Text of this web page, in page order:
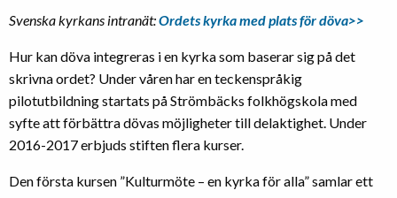
Svenska kyrkans intranät:Ordets kyrka med plats för döva>>
Hur kan döva integreras i en kyrka som baserar sig på det
skrivna ordet? Under våren har en teckenspråkig
pilotutbildning startats på Strömbäcks folkhögskola med
syfte att förbättra dövas möjligheter till delaktighet. Under
2016-2017 erbjuds stiften flera kurser.
Den första kursen ”Kulturmöte – en kyrka för alla” samlar ett